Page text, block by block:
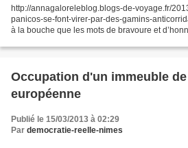
http://annagaloreleblog.blogs-de-voyage.fr/
panicos-se-font-virer-par-des-gamins-
à la bouche que les mots de bravoure et
Occupation d'un immeuble
européenne
Publié le 15/03/2013 à 02:29
Par democratie-reelle-nimes